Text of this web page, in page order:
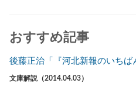
おすすめ記事
後藤正治「『河北新報のいちば
文庫解説（2014.04.03）